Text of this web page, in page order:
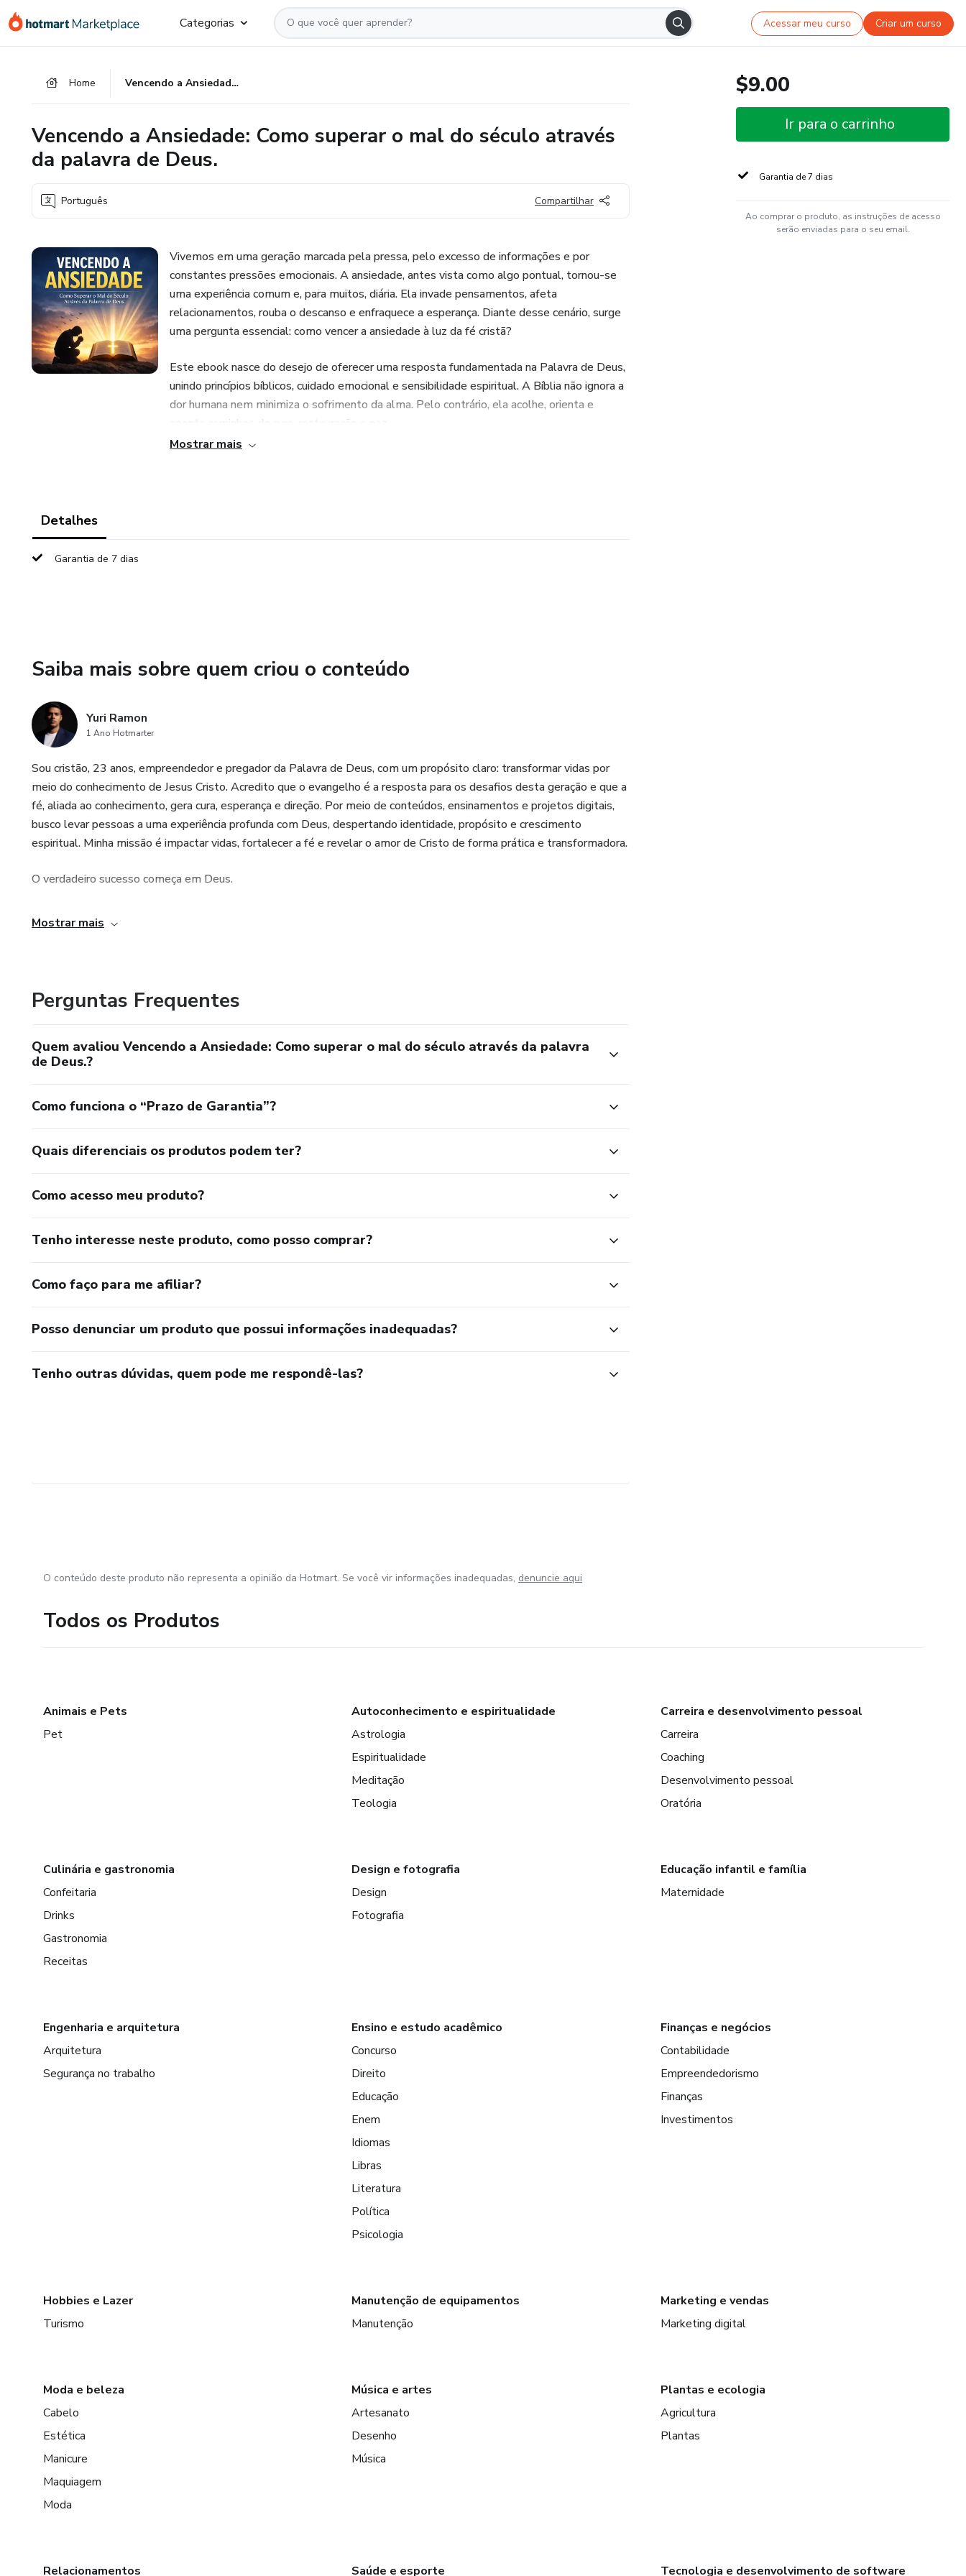
para
para
para
Categorias Acessar meu curso Criar um curso
Home Vencendo a Ansiedade: Como superar o mal do século através da palavra de Deus.
Vencendo a Ansiedade: Como superar o mal do século através
da palavra de Deus.
Português Compartilhar
Vivemos em uma geração marcada pela pressa, pelo excesso de informações e por
constantes pressões emocionais. A ansiedade, antes vista como algo pontual, tornou-se
uma experiência comum e, para muitos, diária. Ela invade pensamentos, afeta
relacionamentos, rouba o descanso e enfraquece a esperança. Diante desse cenário, surge
uma pergunta essencial: como vencer a ansiedade à luz da fé cristã?
Este ebook nasce do desejo de oferecer uma resposta fundamentada na Palavra de Deus,
unindo princípios bíblicos, cuidado emocional e sensibilidade espiritual. A Bíblia não ignora a
dor humana nem minimiza o sofrimento da alma. Pelo contrário, ela acolhe, orienta e
aponta caminhos de cura, restauração e paz.
Mostrar mais
Detalhes
Garantia de 7 dias
Saiba mais sobre quem criou o conteúdo
Yuri Ramon
1 Ano Hotmarter
Sou cristão, 23 anos, empreendedor e pregador da Palavra de Deus, com um propósito claro: transformar vidas por
meio do conhecimento de Jesus Cristo. Acredito que o evangelho é a resposta para os desafios desta geração e que a
fé, aliada ao conhecimento, gera cura, esperança e direção. Por meio de conteúdos, ensinamentos e projetos digitais,
busco levar pessoas a uma experiência profunda com Deus, despertando identidade, propósito e crescimento
espiritual. Minha missão é impactar vidas, fortalecer a fé e revelar o amor de Cristo de forma prática e transformadora.
O verdadeiro sucesso começa em Deus.
Mostrar mais
Perguntas Frequentes
Quem avaliou Vencendo a Ansiedade: Como superar o mal do século através da palavra
de Deus.?
Como funciona o “Prazo de Garantia”?
Quais diferenciais os produtos podem ter?
Como acesso meu produto?
Tenho interesse neste produto, como posso comprar?
Como faço para me afiliar?
Posso denunciar um produto que possui informações inadequadas?
Tenho outras dúvidas, quem pode me respondê-las?
$9.00
Ir para o carrinho
Garantia de 7 dias
Ao comprar o produto, as instruções de acesso
serão enviadas para o seu email.
O conteúdo deste produto não representa a opinião da Hotmart. Se você vir informações inadequadas, denuncie aqui
Todos os Produtos
Animais e Pets
Pet
Autoconhecimento e espiritualidade
Astrologia
Espiritualidade
Meditação
Teologia
Carreira e desenvolvimento pessoal
Carreira
Coaching
Desenvolvimento pessoal
Oratória
Culinária e gastronomia
Confeitaria
Drinks
Gastronomia
Receitas
Design e fotografia
Design
Fotografia
Educação infantil e família
Maternidade
Engenharia e arquitetura
Arquitetura
Segurança no trabalho
Ensino e estudo acadêmico
Concurso
Direito
Educação
Enem
Idiomas
Libras
Literatura
Política
Psicologia
Finanças e negócios
Contabilidade
Empreendedorismo
Finanças
Investimentos
Hobbies e Lazer
Turismo
Manutenção de equipamentos
Manutenção
Marketing e vendas
Marketing digital
Moda e beleza
Cabelo
Estética
Manicure
Maquiagem
Moda
Música e artes
Artesanato
Desenho
Música
Plantas e ecologia
Agricultura
Plantas
Relacionamentos Saúde e esporte Tecnologia e desenvolvimento de software